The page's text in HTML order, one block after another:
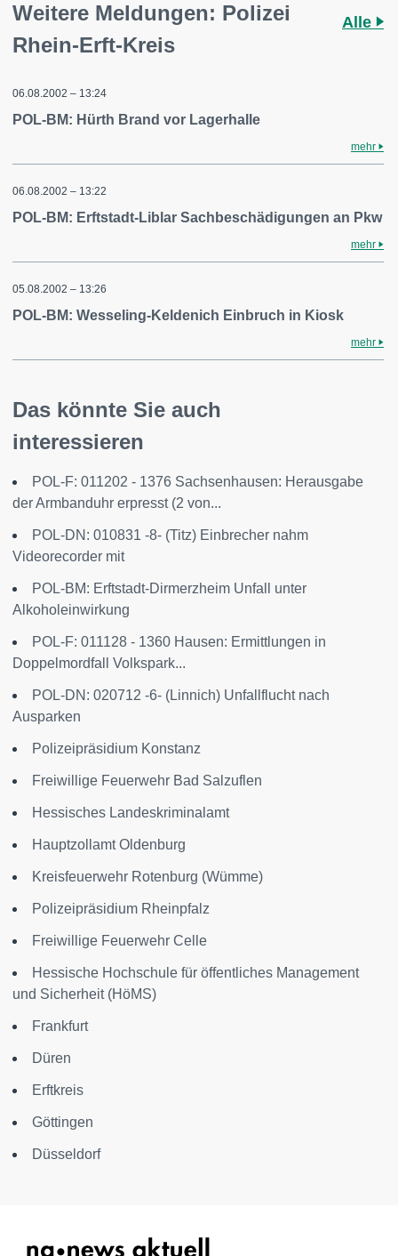
Weitere Meldungen: Polizei
Rhein-Erft-Kreis
Alle
06.08.2002 – 13:24
POL-BM: Hürth Brand vor Lagerhalle
mehr
06.08.2002 – 13:22
POL-BM: Erftstadt-Liblar Sachbeschädigungen an Pkw
mehr
05.08.2002 – 13:26
POL-BM: Wesseling-Keldenich Einbruch in Kiosk
mehr
Das könnte Sie auch
interessieren
POL-F: 011202 - 1376 Sachsenhausen: Herausgabe
der Armbanduhr erpresst (2 von...
POL-DN: 010831 -8- (Titz) Einbrecher nahm
Videorecorder mit
POL-BM: Erftstadt-Dirmerzheim Unfall unter
Alkoholeinwirkung
POL-F: 011128 - 1360 Hausen: Ermittlungen in
Doppelmordfall Volkspark...
POL-DN: 020712 -6- (Linnich) Unfallflucht nach
Ausparken
Polizeipräsidium Konstanz
Freiwillige Feuerwehr Bad Salzuflen
Hessisches Landeskriminalamt
Hauptzollamt Oldenburg
Kreisfeuerwehr Rotenburg (Wümme)
Polizeipräsidium Rheinpfalz
Freiwillige Feuerwehr Celle
Hessische Hochschule für öffentliches Management
und Sicherheit (HöMS)
Frankfurt
Düren
Erftkreis
Göttingen
Düsseldorf